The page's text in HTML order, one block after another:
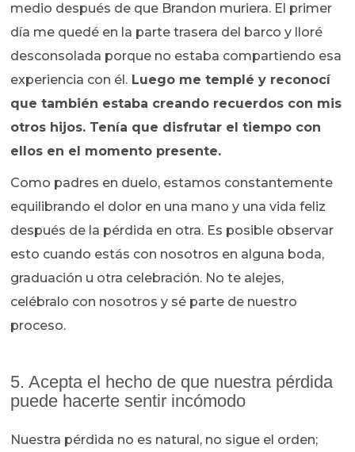
medio después de que Brandon muriera. El primer
día me quedé en la parte trasera del barco y lloré
desconsolada porque no estaba compartiendo esa
experiencia con él. Luego me templé y reconocí
que también estaba creando recuerdos con mis
otros hijos. Tenía que disfrutar el tiempo con
ellos en el momento presente.
Como padres en duelo, estamos constantemente
equilibrando el dolor en una mano y una vida feliz
después de la pérdida en otra. Es posible observar
esto cuando estás con nosotros en alguna boda,
graduación u otra celebración. No te alejes,
celébralo con nosotros y sé parte de nuestro
proceso.
5. Acepta el hecho de que nuestra pérdida
puede hacerte sentir incómodo
Nuestra pérdida no es natural, no sigue el orden;